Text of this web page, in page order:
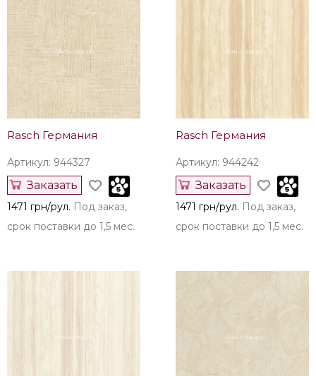
Rasch Германия
Артикул: 944327
Заказать
1471 грн/рул. Под заказ,
срок поставки до 1,5 мес.
Rasch Германия
Артикул: 944242
Заказать
1471 грн/рул. Под заказ,
срок поставки до 1,5 мес.